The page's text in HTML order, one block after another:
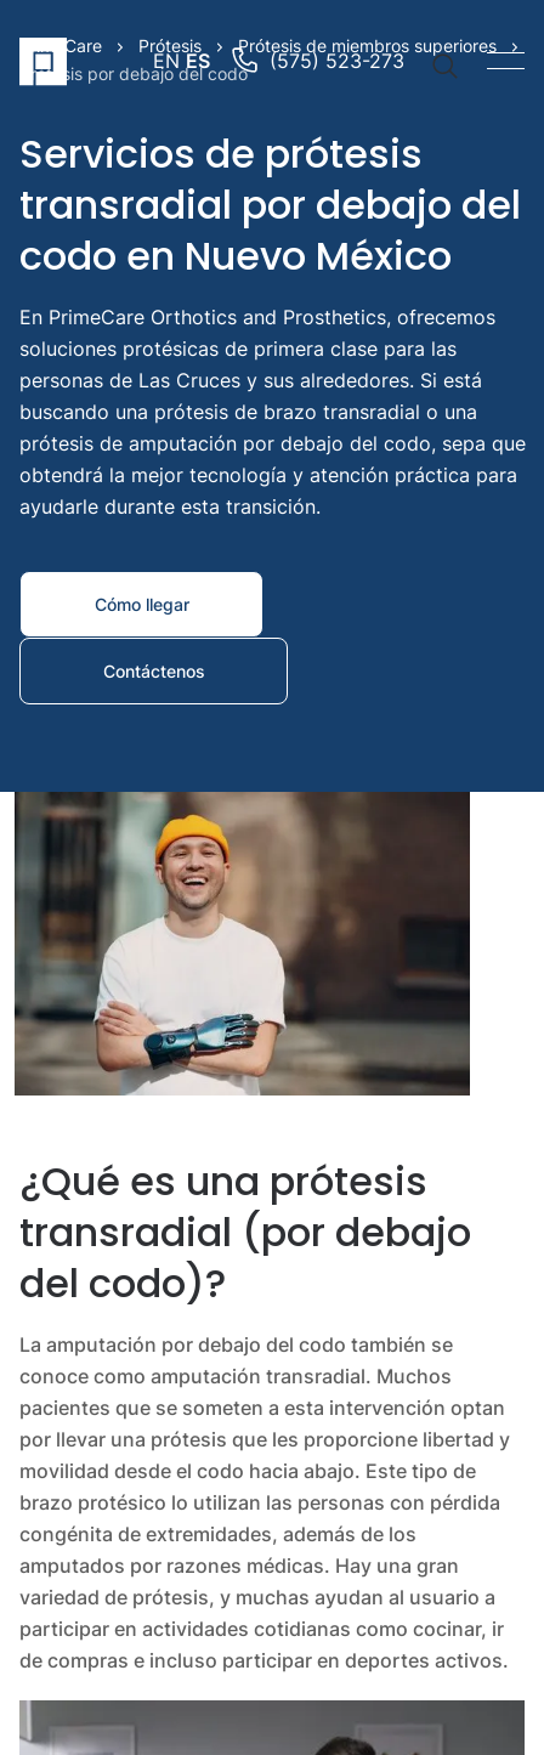
EN ES (575) 523-273
Vínculos
PrimeCare Prótesis
Prótesis de miembros superiores
Prótesis por debajo del codo
Servicios de prótesis
transradial por debajo del
codo en Nuevo México
En PrimeCare Orthotics and Prosthetics, ofrecemos
soluciones protésicas de primera clase para las
personas de Las Cruces y sus alrededores. Si está
buscando una prótesis de brazo transradial o una
prótesis de amputación por debajo del codo, sepa que
obtendrá la mejor tecnología y atención práctica para
ayudarle durante esta transición.
Cómo llegar
Contáctenos
¿Qué es una prótesis
transradial (por debajo
del codo)?
La amputación por debajo del codo también se
conoce como amputación transradial. Muchos
pacientes que se someten a esta intervención optan
por llevar una prótesis que les proporcione libertad y
movilidad desde el codo hacia abajo. Este tipo de
brazo protésico lo utilizan las personas con pérdida
congénita de extremidades, además de los
amputados por razones médicas. Hay una gran
variedad de prótesis, y muchas ayudan al usuario a
participar en actividades cotidianas como cocinar, ir
de compras e incluso participar en deportes activos.